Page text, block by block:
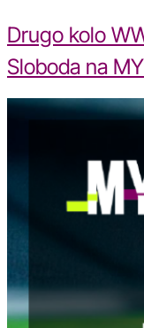
Drugo kolo
Sloboda na